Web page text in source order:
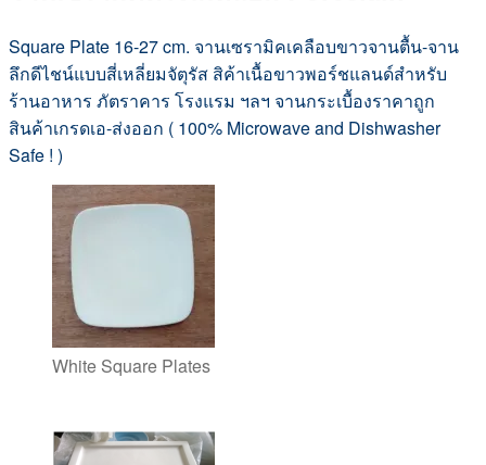
Square Plate 16-27 cm. จานเซรามิคเคลือบขาวจานตื้น-จาน
ลึกดีไชน์แบบสี่เหลี่ยมจัตุรัส สิค้าเนื้อขาวพอร์ชแลนด์สำหรับ
ร้านอาหาร ภัตราคาร โรงแรม ฯลฯ จานกระเบื้องราคาถูก
สินค้าเกรดเอ-ส่งออก ( 100% Microwave and Dishwasher
Safe ! )
White Square Plates